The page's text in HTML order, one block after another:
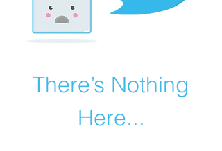
There’s Nothing
Here...